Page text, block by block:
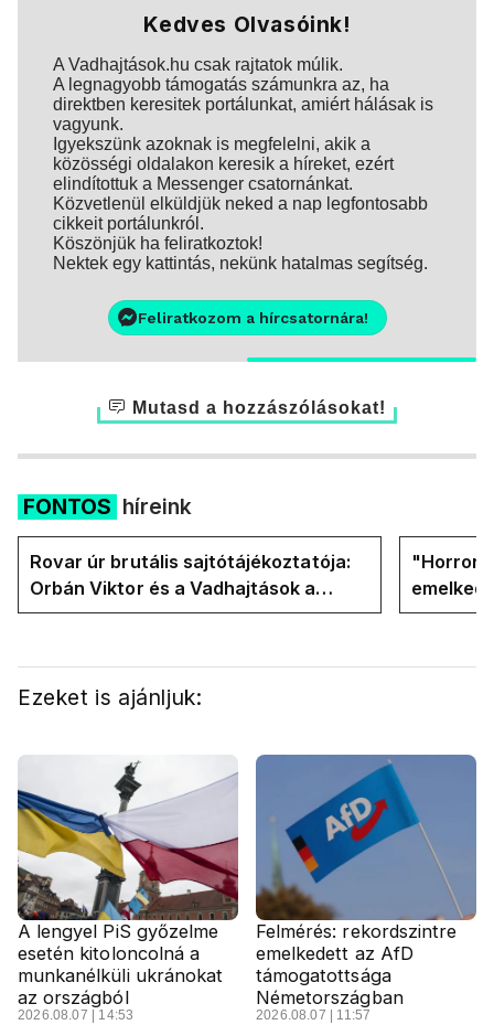
Kedves Olvasóink!
A Vadhajtások.hu csak rajtatok múlik.
A legnagyobb támogatás számunkra az, ha
direktben keresitek portálunkat, amiért hálásak is
vagyunk.
Igyekszünk azoknak is megfelelni, akik a
közösségi oldalakon keresik a híreket, ezért
elindítottuk a Messenger csatornánkat.
Közvetlenül elküldjük neked a nap legfontosabb
cikkeit portálunkról.
Köszönjük ha feliratkoztok!
Nektek egy kattintás, nekünk hatalmas segítség.
Feliratkozom a hírcsatornára!
Mutasd a hozzászólásokat!
FONTOS híreink
Rovar úr brutális sajtótájékoztatója:
Orbán Viktor és a Vadhajtások a
felelős a kialakult helyzetért
"Horror
oldalán
Ezeket is ajánljuk:
A lengyel PiS győzelme
esetén kitoloncolná a
munkanélküli ukránokat
az országból
2026.08.07 | 14:53
Felmérés: rekordszintre
emelkedett az AfD
támogatottsága
Németországban
2026.08.07 | 11:57